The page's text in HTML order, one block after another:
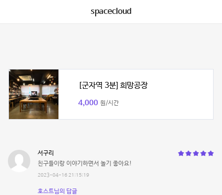
spacecloud
[군자역 3분] 희망공장
4,000 원/시간
서구리
친구들이랑 이야기하면서 놀기 좋아요!
2023-04-16 21:15:19
호스트님의 답글